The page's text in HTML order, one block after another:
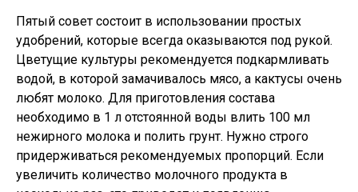
Пятый совет состоит в использовании простых
удобрений, которые всегда оказываются под рукой.
Цветущие культуры рекомендуется подкармливать
водой, в которой замачивалось мясо, а кактусы очень
любят молоко. Для приготовления состава
необходимо в 1 л отстоянной воды влить 100 мл
нежирного молока и полить грунт. Нужно строго
придерживаться рекомендуемых пропорций. Если
увеличить количество молочного продукта в